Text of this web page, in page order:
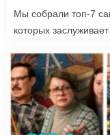
Мы собрали топ-7
которых